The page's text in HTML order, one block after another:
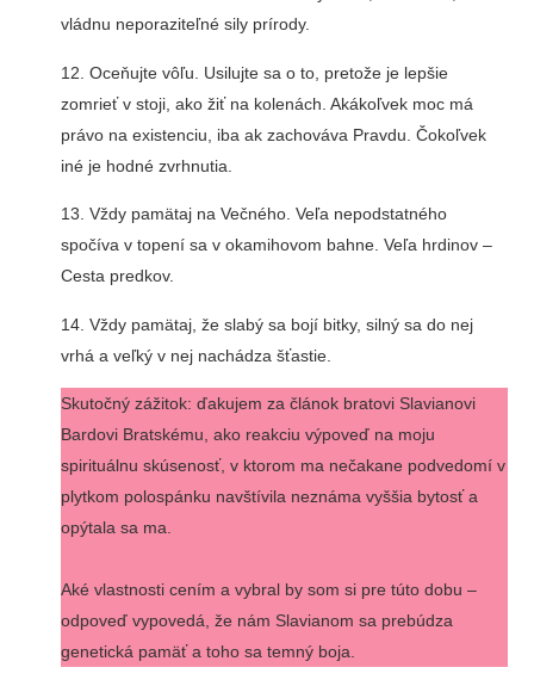
vládnu neporaziteľné sily prírody.
12. Oceňujte vôľu. Usilujte sa o to, pretože je lepšie
zomrieť v stoji, ako žiť na kolenách. Akákoľvek moc má
právo na existenciu, iba ak zachováva Pravdu. Čokoľvek
iné je hodné zvrhnutia.
13. Vždy pamätaj na Večného. Veľa nepodstatného
spočíva v topení sa v okamihovom bahne. Veľa hrdinov –
Cesta predkov.
14. Vždy pamätaj, že slabý sa bojí bitky, silný sa do nej
vrhá a veľký v nej nachádza šťastie.
Skutočný zážitok: ďakujem za článok bratovi Slavianovi
Bardovi Bratskému, ako reakciu výpoveď na moju
spirituálnu skúsenosť, v ktorom ma nečakane podvedomí v
plytkom polospánku navštívila neznáma vyššia bytosť a
opýtala sa ma.
Aké vlastnosti cením a vybral by som si pre túto dobu –
odpoveď vypovedá, že nám Slavianom sa prebúdza
genetická pamäť a toho sa temný boja.